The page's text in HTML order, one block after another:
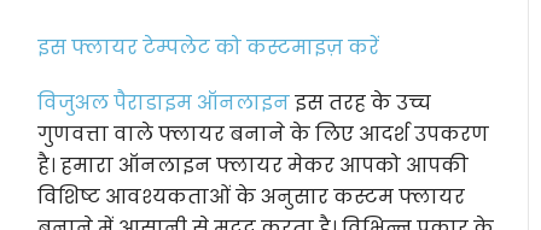
इस फ्लायर टेम्पलेट को कस्टमाइज़ करें
विजुअल पैराडाइम ऑनलाइनइस तरह के उच्च
गुणवत्ता वाले फ्लायर बनाने के लिए आदर्श उपकरण
है। हमारा ऑनलाइन फ्लायर मेकर आपको आपकी
विशिष्ट आवश्यकताओं के अनुसार कस्टम फ्लायर